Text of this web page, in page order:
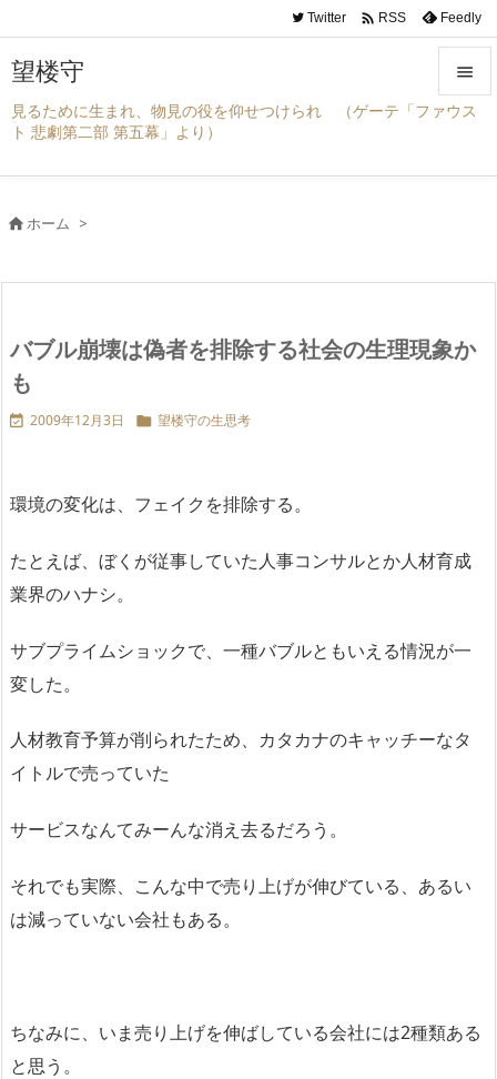
望楼守
見るために生まれ、物見の役を仰せつけられ （ゲーテ「ファウス
ト 悲劇第二部 第五幕」より）




Twitter  RSS Feedly
ホーム >
バブル崩壊は偽者を排除する社会の生理現象か
も
 2009年12月3日  望楼守の生思考
環境の変化は、フェイクを排除する。
たとえば、ぼくが従事していた人事コンサルとか人材育成
業界のハナシ。
サブプライムショックで、一種バブルともいえる情況が一
変した。
人材教育予算が削られたため、カタカナのキャッチーなタ
イトルで売っていた
サービスなんてみーんな消え去るだろう。
それでも実際、こんな中で売り上げが伸びている、あるい
は減っていない会社もある。
ちなみに、いま売り上げを伸ばしている会社には2種類ある
と思う。